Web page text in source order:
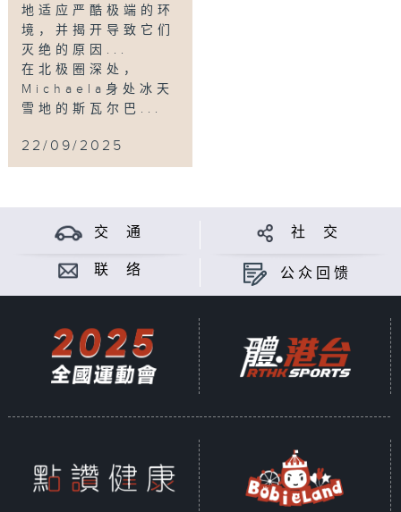
that helped form the North Sea and
cut the UK off from Europe
permanently. But this disaster may
have been the catalyst for early
humans to develop further.
Steve explores how early humans
rivers today. As Steve tests out
these ancient boats he’s shocked by
the results.
Michaela is working with the British
Antarctic Survey as they drill for
Ice Cores from a remote glacier. The
ice they recover could reveal how
the climate is changing around the
globe. Bizarrely Michaela discovers
how a warming world may actually
create the perfect conditions to
trigger a new Ice Age.
地适应严酷极端的环
境，并揭开导致它们
灭绝的原因...
在北极圈深处，
Michaela身处冰天
雪地的斯瓦尔巴...
22/09/2025
交 通 社 交
联 络 公众回馈